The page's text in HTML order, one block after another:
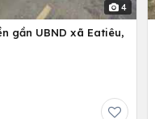
4
gần UBND xã Eatiêu,